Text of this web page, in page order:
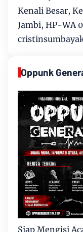
Kenali Besar,
Jambi, HP-WA
Oppunk
Siap Mengisi